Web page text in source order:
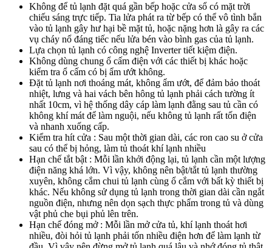
Không để tủ lạnh đặt quá gần bếp hoặc cửa sổ có mặt trời
chiếu sáng trực tiếp. Tia lửa phát ra từ bếp có thể vô tình bắn
vào tủ lạnh gây hư hại bề mặt tủ, hoặc nặng hơn là gây ra các
vụ cháy nổ đáng tiếc nếu lửa bén vào bình gas của tủ lạnh.
Lựa chọn tủ lạnh có công nghệ Inverter tiết kiệm điện.
Không dùng chung ổ cấm điện với các thiết bị khác hoặc
kiểm tra ổ cấm có bị ẩm ướt không.
Đặt tủ lạnh nơi thoáng mát, không ẩm ướt, để đảm bảo thoát
nhiệt, lưng và hai vách bên hông tủ lạnh phải cách tường ít
nhất 10cm, vì hệ thống dây cáp làm lạnh đằng sau tủ cần có
không khí mát để làm nguội, nếu không tủ lạnh rất tốn điện
và nhanh xuống cấp.
Kiểm tra hít cửa : Sau một thời gian dài, các ron cao su ở cửa
sau có thể bị hỏng, làm tủ thoát khí lạnh nhiều
Hạn chế tắt bật : Mỗi lần khởi động lại, tủ lạnh cần một lượng
điện năng khá lớn. Vì vậy, không nên bật/tắt tủ lạnh thường
xuyên, không cắm chui tủ lạnh cùng ổ cắm với bất kỳ thiết bị
khác. Nếu không sử dụng tủ lạnh trong thời gian dài cần ngắt
nguồn điện, nhưng nên dọn sạch thực phẩm trong tủ và dùng
vật phủ che bụi phủ lên trên.
Hạn chế đóng mở : Mỗi lần mở cửa tủ, khí lạnh thoát hơi
nhiều, đòi hỏi tủ lạnh phải tốn nhiều điện hơn để làm lạnh từ